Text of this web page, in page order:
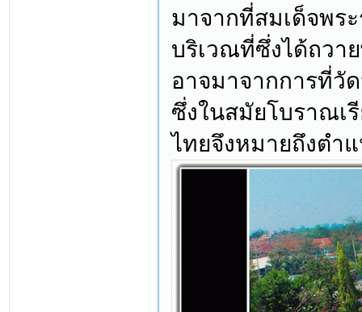
มาจากที่สมเด็จพร
บริเวณที่ซึ่งได้ถวา
อาจมาจากการที่วั
ซึ่งในสมัยโบราณเรี
ไทยจึงหมายถึงตำ